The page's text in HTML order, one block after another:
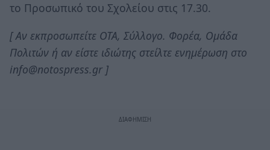
το Προσωπικό του Σχολείου στις 17.30.
[ Αν εκπροσωπείτε ΟΤΑ, Σύλλογο. Φορέα, Oμάδα
Πολιτών ή αν είστε ιδιώτης στείλτε ενημέρωση στο
info@notospress.gr ]